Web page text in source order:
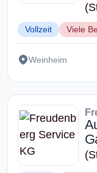
Vollzeit Viele
Weinheim